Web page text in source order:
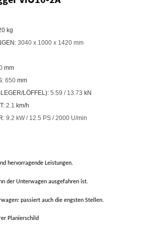
kg
3040 x 1000 x 1420 mm
mm
650 mm
LÖFFEL): 5.59 / 13.73 kN
2.1 km/h
9.2 kW / 12.5 PS / 2000 U/min
hervorragende Leistungen.
der Unterwagen ausgefahren ist.
passiert auch die engsten Stellen.
Planierschild